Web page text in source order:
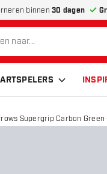
binnen 30 dagen
Supergrip Carbon